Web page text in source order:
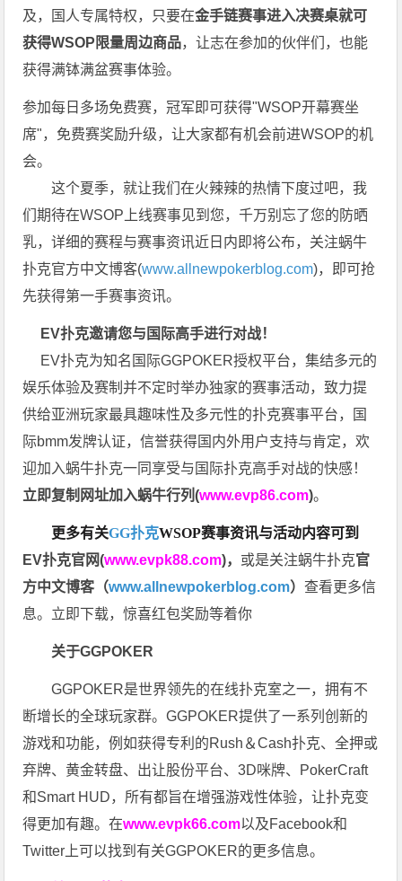
及，国人专属特权，只要在金手链赛事进入决赛桌就可
获得WSOP限量周边商品，让志在参加的伙伴们，也能
获得满钵满盆赛事体验。
参加每日多场免费赛，冠军即可获得"WSOP开幕赛坐
席"，免费赛奖励升级，让大家都有机会前进WSOP的机
会。
这个夏季，就让我们在火辣辣的热情下度过吧，我
们期待在WSOP上线赛事见到您，千万别忘了您的防晒
乳，详细的赛程与赛事资讯近日内即将公布，关注蜗牛
扑克官方中文博客(www.allnewpokerblog.com)，即可抢
先获得第一手赛事资讯。
EV扑克邀请您与国际高手进行对战！
EV扑克为知名国际GGPOKER授权平台，集结多元的
娱乐体验及赛制并不定时举办独家的赛事活动，致力提
供给亚洲玩家最具趣味性及多元性的扑克赛事平台，国
际bmm发牌认证，信誉获得国内外用户支持与肯定，欢
迎加入蜗牛扑克一同享受与国际扑克高手对战的快感！
立即复制网址加入蜗牛行列(www.evp86.com)。
更多有关GG扑克WSOP赛事资讯与活动内容可到
EV扑克官网(www.evpk88.com)， 或是关注蜗牛扑克官
方中文博客（www.allnewpokerblog.com）查看更多信
息。立即下载，惊喜红包奖励等着你
关于GGPOKER
GGPOKER是世界领先的在线扑克室之一，拥有不
断增长的全球玩家群。GGPOKER提供了一系列创新的
游戏和功能，例如获得专利的Rush＆Cash扑克、全押或
弃牌、黄金转盘、出让股份平台、3D咪牌、PokerCraft
和Smart HUD，所有都旨在增强游戏性体验，让扑克变
得更加有趣。在www.evpk66.com以及Facebook和
Twitter上可以找到有关GGPOKER的更多信息。